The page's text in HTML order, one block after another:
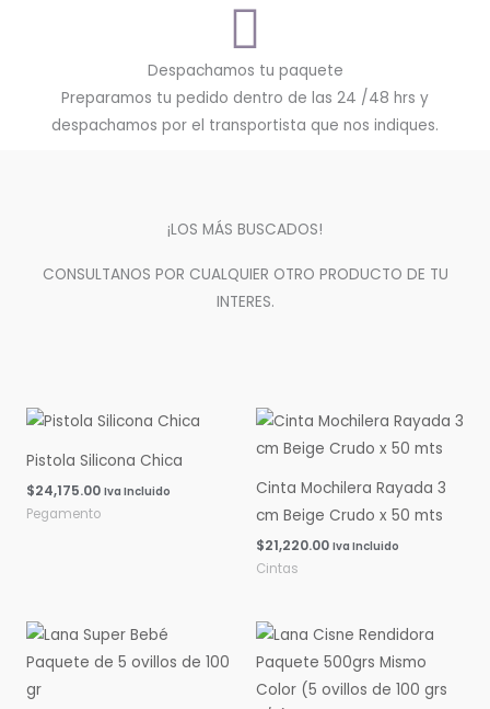
Despachamos tu paquete
Preparamos tu pedido dentro de las 24 /48 hrs y
despachamos por el transportista que nos indiques.
¡LOS MÁS BUSCADOS!
CONSULTANOS POR CUALQUIER OTRO PRODUCTO DE TU
INTERES.
Pistola Silicona Chica
$24,175.00 Iva Incluido
Pegamento
Cinta Mochilera Rayada 3
cm Beige Crudo x 50 mts
$21,220.00 Iva Incluido
Cintas
Rango
de
precios:
Rango
de
precios:
desde
$0.00